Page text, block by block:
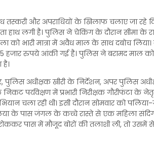
तस्करी और अपराधियों के खिलाफ चलाए जा रहे
हाथ लगी है। पुलिस ने चेकिंग के दौरान सीमा के
को भारी मात्रा में अवैध माल के साथ दबोच
हजार रुपये आंकी गई है। पुलिस ने बरामद माल को
पुलिस अधीक्षक खीरी के निर्देशन, अपर पुलिस
निकट पर्यवेक्षण में प्रभारी निरीक्षक गौरीफंटा के
चला रही थी। इसी दौरान सोमवार को
के पास जंगल के कच्चे रास्ते से एक महिला संदिग्ध
पास में मौजूद बोरों की तलाशी ली, तो उसमें